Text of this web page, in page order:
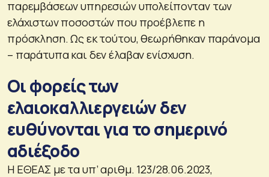
παρεμβάσεων υπηρεσιών υπολείπονταν των
ελάχιστων ποσοστών που προέβλεπε η
πρόσκληση. Ως εκ τούτου, θεωρήθηκαν παράνομα
– παράτυπα και δεν έλαβαν ενίσχυση.
Οι φορείς των
ελαιοκαλλιεργειών δεν
ευθύνονται για το σημερινό
αδιέξοδο
Η ΕΘΕΑΣ με τα υπ’ αριθμ. 123/28.06.2023,